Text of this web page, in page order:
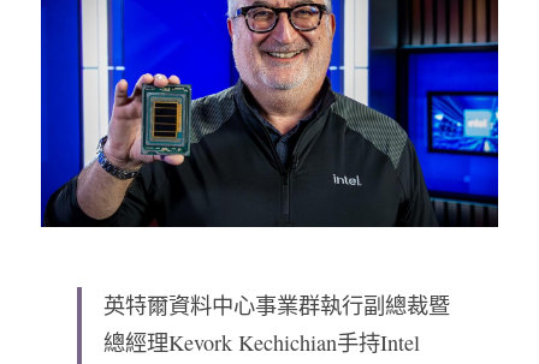
英特爾資料中心事業群執行副總裁暨
總經理Kevork Kechichian手持Intel